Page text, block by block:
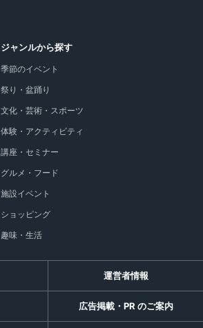
ジャンルから探す
季節のイベント
祭り・盆踊り
文化・芸術・スポーツ
体験・アクティビティ
講座・セミナー
グルメ・フード
施設イベント
ショッピング
趣味・生活
運営者情報
広告掲載・PR のご案内